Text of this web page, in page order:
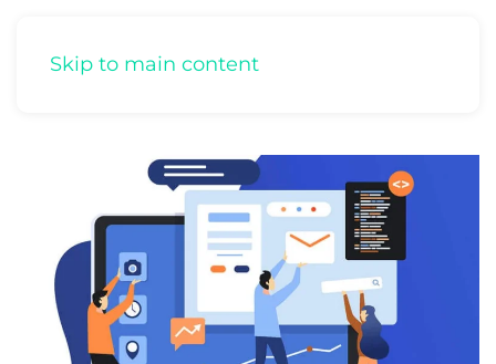
Skip to main content